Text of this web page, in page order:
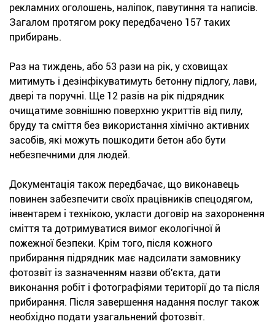
рекламних оголошень, наліпок, павутиння та написів.
Загалом протягом року передбачено 157 таких
прибирань.
Раз на тиждень, або 53 рази на рік, у сховищах
митимуть і дезінфікуватимуть бетонну підлогу, лави,
двері та поручні. Ще 12 разів на рік підрядник
очищатиме зовнішню поверхню укриттів від пилу,
бруду та сміття без використання хімічно активних
засобів, які можуть пошкодити бетон або бути
небезпечними для людей.
Документація також передбачає, що виконавець
повинен забезпечити своїх працівників спецодягом,
інвентарем і технікою, укласти договір на захоронення
сміття та дотримуватися вимог екологічної й
пожежної безпеки. Крім того, після кожного
прибирання підрядник має надсилати замовнику
фотозвіт із зазначенням назви об'єкта, дати
виконання робіт і фотографіями території до та після
прибирання. Після завершення надання послуг також
необхідно подати узагальнений фотозвіт.